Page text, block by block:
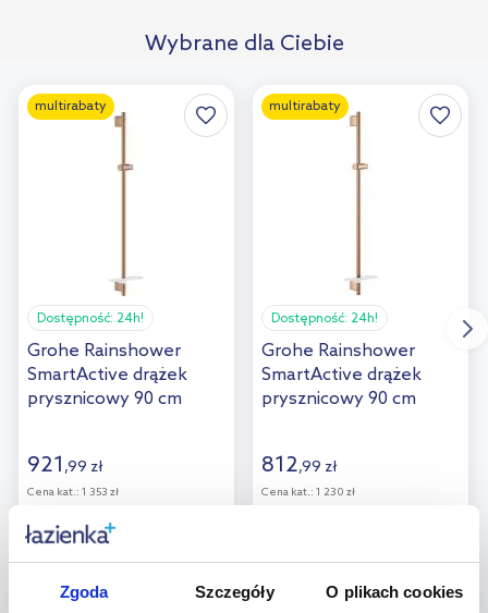
Zgoda Szczegóły O plikach cookies
Wybrane dla Ciebie
multirabaty
Dostępność: 24h!
Grohe Rainshower
SmartActive drążek
prysznicowy 90 cm
921 ,99 zł
Cena kat.: 1 353 zł
multirabaty
Dostępność: 24h!
Grohe Rainshower
SmartActive drążek
prysznicowy 90 cm
812,99 zł
Cena kat.: 1 230 zł